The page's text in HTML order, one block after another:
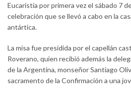
Eucaristía por primera vez el sábado 7
celebración que se llevó a cabo en la
antártica.
La misa fue presidida por el capellán
Roverano, quien recibió además la
de la Argentina, monseñor Santiago
sacramento de la Confirmación a una